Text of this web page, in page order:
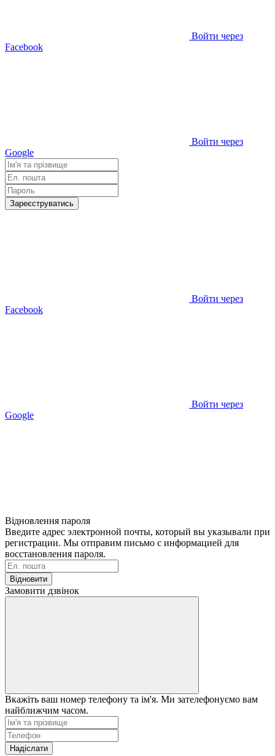
Войти через
Facebook
Войти через
Google
Зареєструватись
Войти через
Facebook
Войти через
Google
Відновлення пароля
Введите адрес электронной почты, который вы указывали при
регистрации. Мы отправим письмо с информацией для
восстановления пароля.
Відновити
Замовити дзвінок
Вкажіть ваш номер телефону та ім'я. Ми зателефонуємо вам
найближчим часом.
Надіслати